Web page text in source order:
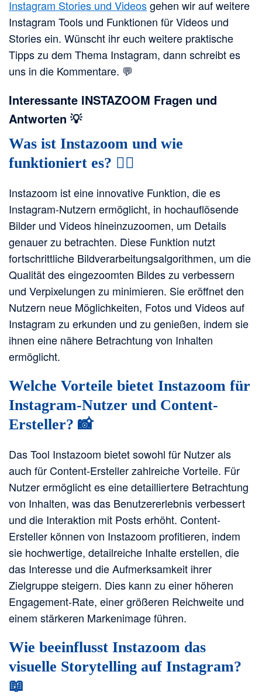
Instagram Stories und Videosgehen wir auf weitere
Instagram Tools und Funktionen für Videos und
Stories ein. Wünscht ihr euch weitere praktische
Tipps zu dem Thema Instagram, dann schreibt es
uns in die Kommentare. 💬
Interessante INSTAZOOM Fragen und
Antworten 💡
Was ist Instazoom und wie
funktioniert es? 🕵️‍♂️
Instazoom ist eine innovative Funktion, die es
Instagram-Nutzern ermöglicht, in hochauflösende
Bilder und Videos hineinzuzoomen, um Details
genauer zu betrachten. Diese Funktion nutzt
fortschrittliche Bildverarbeitungsalgorithmen, um die
Qualität des eingezoomten Bildes zu verbessern
und Verpixelungen zu minimieren. Sie eröffnet den
Nutzern neue Möglichkeiten, Fotos und Videos auf
Instagram zu erkunden und zu genießen, indem sie
ihnen eine nähere Betrachtung von Inhalten
ermöglicht.
Welche Vorteile bietet Instazoom für
Instagram-Nutzer und Content-
Ersteller? 📸
Das Tool Instazoom bietet sowohl für Nutzer als
auch für Content-Ersteller zahlreiche Vorteile. Für
Nutzer ermöglicht es eine detailliertere Betrachtung
von Inhalten, was das Benutzererlebnis verbessert
und die Interaktion mit Posts erhöht. Content-
Ersteller können von Instazoom profitieren, indem
sie hochwertige, detailreiche Inhalte erstellen, die
das Interesse und die Aufmerksamkeit ihrer
Zielgruppe steigern. Dies kann zu einer höheren
Engagement-Rate, einer größeren Reichweite und
einem stärkeren Markenimage führen.
Wie beeinflusst Instazoom das
visuelle Storytelling auf Instagram?
📖